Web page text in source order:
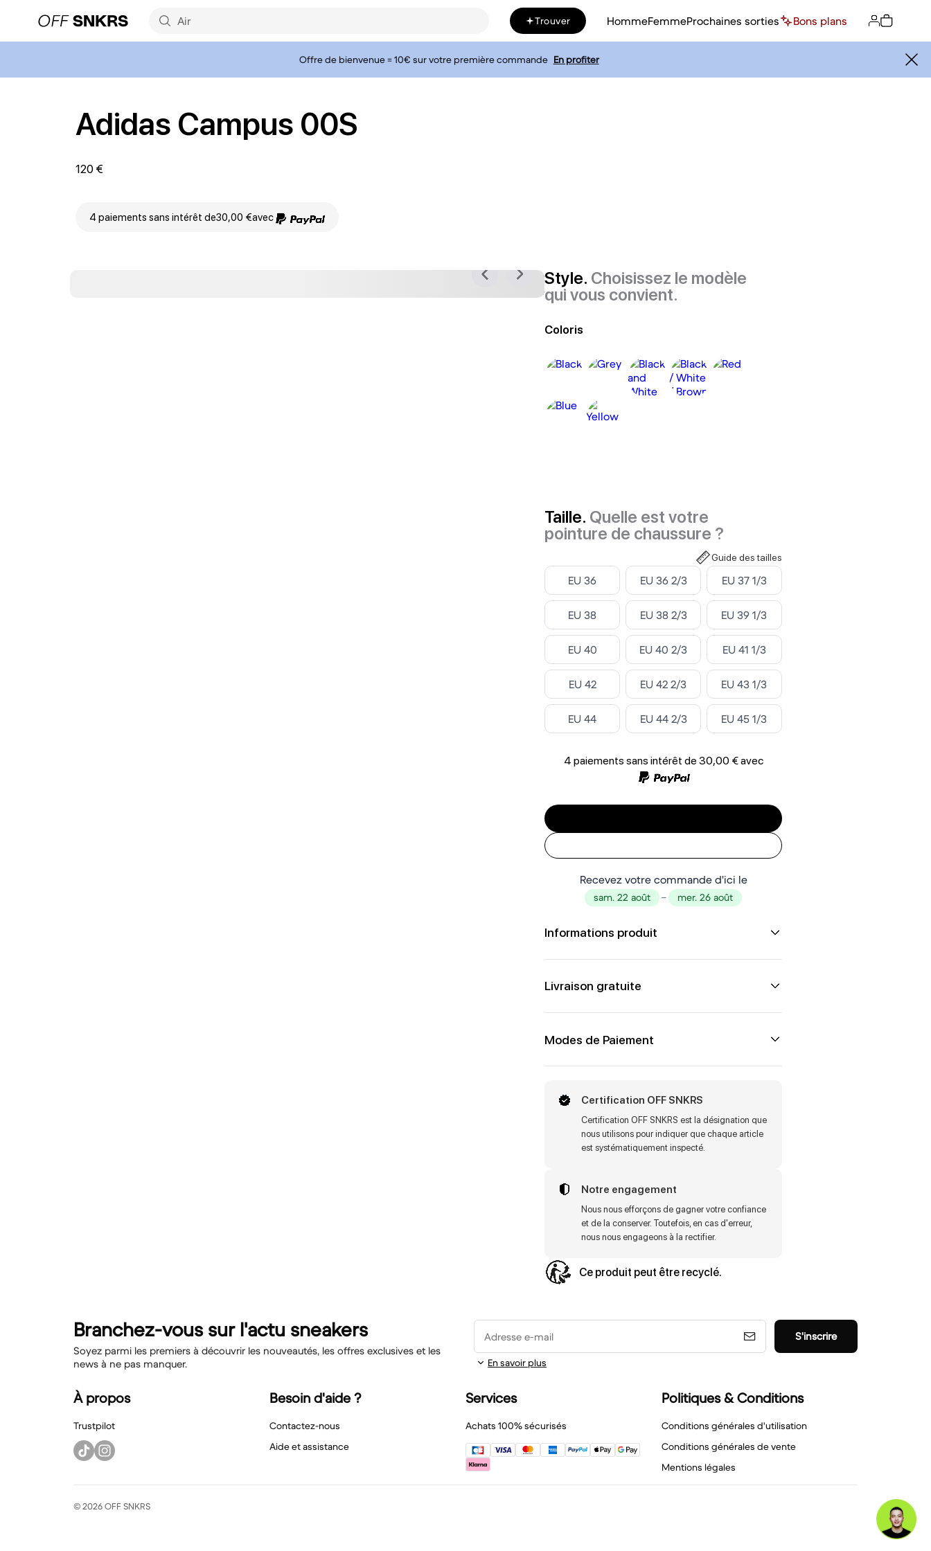
Trouver HommeFemmeProchaines sorties Bons plans
Offre de bienvenue = 10€ sur votre première commande En profiter
Adidas Campus 00S
120 €
4 paiements sans intérêt de30,00 €avec
Style. Choisissez le modèle
qui vous convient.
Coloris
Taille. Quelle est votre
pointure de chaussure ?
Guide des tailles
Select ‎
EU 36 Select ‎
EU 36 2/3 Select ‎
EU 37 1/3
Select ‎
EU 38 Select ‎
EU 38 2/3 Select ‎
EU 39 1/3
Select ‎
EU 40 Select ‎
EU 40 2/3 Select ‎
EU 41 1/3
Select ‎
EU 42 Select ‎
EU 42 2/3 Select ‎
EU 43 1/3
Select ‎
EU 44 Select ‎
EU 44 2/3 Select ‎
EU 45 1/3
4 paiements sans intérêt de 30,00 €avec
Recevez votre commande d'ici le
sam. 22 août – mer. 26 août
Informations produit
Livraison gratuite
Modes de Paiement
Certification OFF SNKRS
Certification OFF SNKRS est la désignation que
nous utilisons pour indiquer que chaque article
est systématiquement inspecté.
Notre engagement
Nous nous efforçons de gagner votre confiance
et de la conserver. Toutefois, en cas d'erreur,
nous nous engageons à la rectifier.
Ce produit peut être recyclé.
Branchez-vous sur l'actu sneakers
Soyez parmi les premiers à découvrir les nouveautés, les offres exclusives et les
news à ne pas manquer.
Adresse e-mail S'inscrire
En savoir plus
À propos
Trustpilot
Besoin d'aide ?
Contactez-nous
Aide et assistance
Services
Achats 100% sécurisés
Politiques & Conditions
Conditions générales d'utilisation
Conditions générales de vente
Mentions légales
© 2026 OFF SNKRS